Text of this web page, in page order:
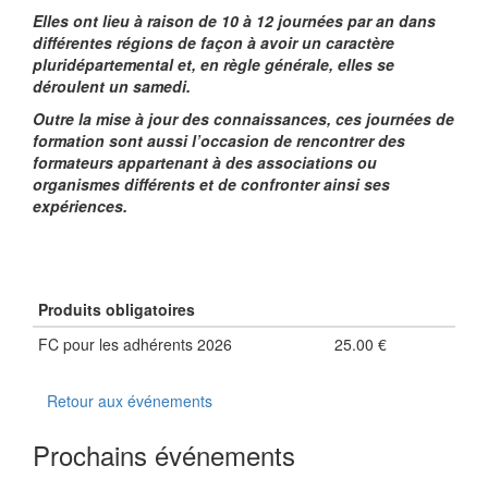
Elles ont lieu à raison de 10 à 12 journées par an dans
différentes régions de façon à avoir un caractère
pluridépartemental et, en règle générale, elles se
déroulent un samedi.
Outre la mise à jour des connaissances, ces journées de
formation sont aussi l’occasion de rencontrer des
formateurs appartenant à des associations ou
organismes différents et de confronter ainsi ses
expériences.
Produits obligatoires
FC pour les adhérents 2026
25.00 €
Retour aux événements
Prochains événements